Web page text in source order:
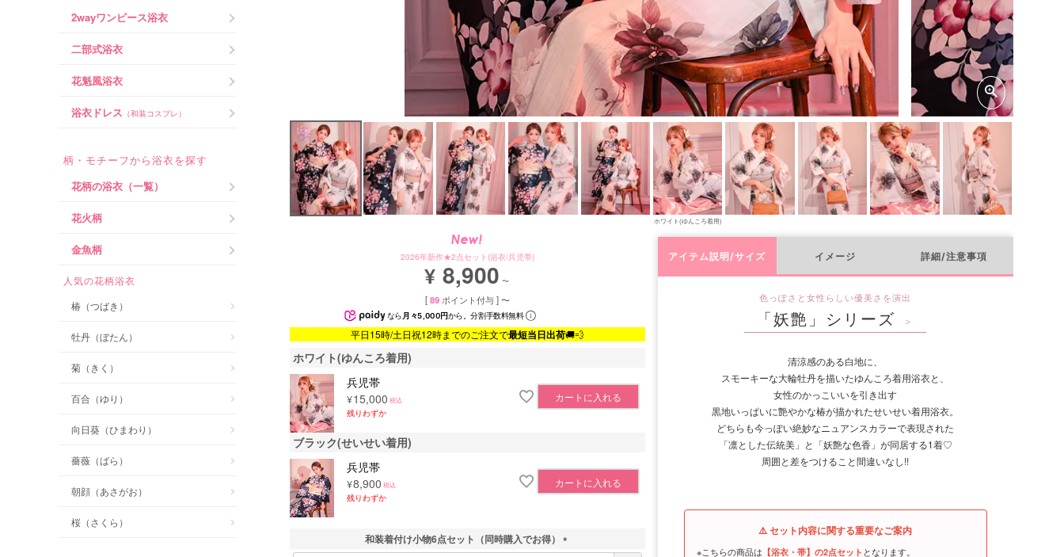
2wayワンピース浴衣
二部式浴衣
花魁風浴衣
浴衣ドレス （和装コスプレ）
柄・モチーフから浴衣を探す
花柄の浴衣（一覧）
花火柄
金魚柄
人気の花柄浴衣
椿（つばき）
牡丹（ぼたん）
菊（きく）
百合（ゆり）
向日葵（ひまわり）
薔薇（ばら）
朝顔（あさがお）
桜（さくら）
ホワイト(ゆんころ着用)
2026年新作★2点セット(浴衣/兵児帯)
¥ 8,900 〜
[89 ポイント付与 ] 〜
なら 月々5,000円から。分割手数料無料
平日15時/土日祝12時までのご注文で最短当日出荷🚚💨
ホワイト(ゆんころ着用)
兵児帯
¥15,000 税込
残りわずか
カートに入れる
ブラック(せいせい着用)
兵児帯
¥8,900 税込
残りわずか
カートに入れる
和装着付け小物6点セット（同時購入でお得）
アイテム説明/サイズ イメージ 詳細/注意事項
色っぽさと女性らしい優美さを演出
「妖艶」シリーズ ＞
清涼感のある白地に、
スモーキーな大輪牡丹を描いたゆんころ着用浴衣と、
女性のかっこいいを引き出す
黒地いっぱいに艶やかな椿が描かれたせいせい着用浴衣。
どちらも今っぽい絶妙なニュアンスカラーで表現された
「凛とした伝統美」と「妖艶な色香」が同居する1着♡
周囲と差をつけること間違いなし!!
⚠️ セット内容に関する重要なご案内
※こちらの商品は 【浴衣・帯】の2点セット となります。